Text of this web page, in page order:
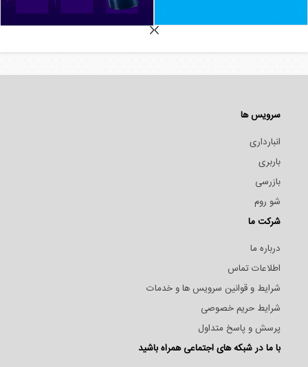
سرویس ها
انبارداری
باربری
بازرسی
شو روم
شرکت ما
درباره ما
اطلاعات تماس
شرایط و قوانین سرویس ها و خدمات
شرایط حریم خصوصی
پرسش و پاسخ متداول
با ما در شبکه های اجتماعی همراه باشید